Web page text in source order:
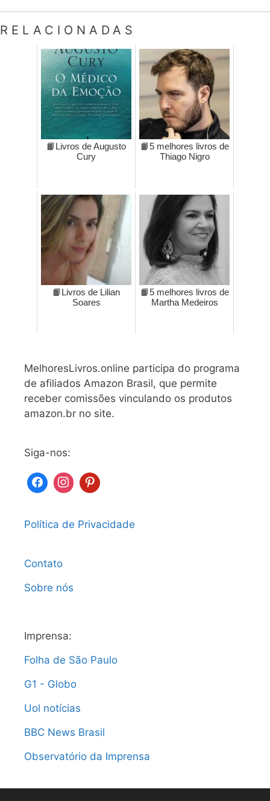
RELACIONADAS
📙Livros de Augusto
Cury
📙5 melhores livros de
Thiago Nigro
📙Livros de Lilian
Soares
📙5 melhores livros de
Martha Medeiros
MelhoresLivros.online participa do programa
de afiliados Amazon Brasil, que permite
receber comissões vinculando os produtos
amazon.br no site.
Siga-nos:
Política de Privacidade
Contato
Sobre nós
Imprensa:
Folha de São Paulo
G1 - Globo
Uol notícias
BBC News Brasil
Observatório da Imprensa